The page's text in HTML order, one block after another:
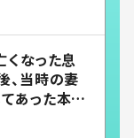
くなった息
当時の妻
あった本音